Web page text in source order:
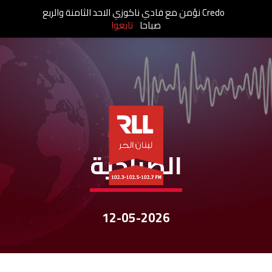
نشرات الأخبار
الصباحية
12-05-2026
Credo نؤمن مع فادي ناكوزي الاحد الثامنة والربع
صباحا تابعوا